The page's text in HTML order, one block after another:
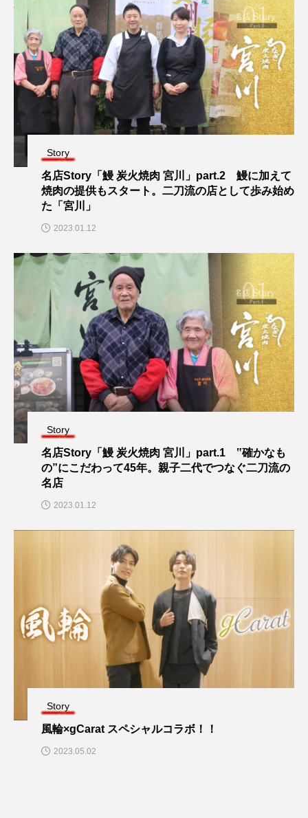
Story
名店Story「鰻 炭火焼肉 宮川」part.2 鰻に加えて
焼肉の提供もスタート。二刀流の店として歩み始め
た「宮川」
2023.01.12
Story
名店Story「鰻 炭火焼肉 宮川」part.1 ‟確かなも
の”にこだわって45年。親子二代でつなぐ二刀流の
名店
2023.01.12
Story
風輪×gCarat スペシャルコラボ！！
2023.05.02